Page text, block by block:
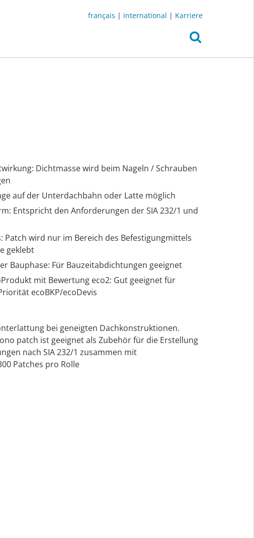
français | international | Karriere
Dichtmasse wird beim Nageln / Schrauben
auf der Unterdachbahn oder Latte möglich
Entspricht den Anforderungen der SIA 232/1 und
Patch wird nur im Bereich des Befestigungmittels
geklebt
Bauphase: Für Bauzeitabdichtungen geeignet
mit Bewertung eco2: Gut geeignet für
ecoBKP/ecoDevis
bei geneigten Dachkonstruktionen.
patch ist geeignet als Zubehör für die Erstellung
nach SIA 232/1 zusammen mit
Patches pro Rolle